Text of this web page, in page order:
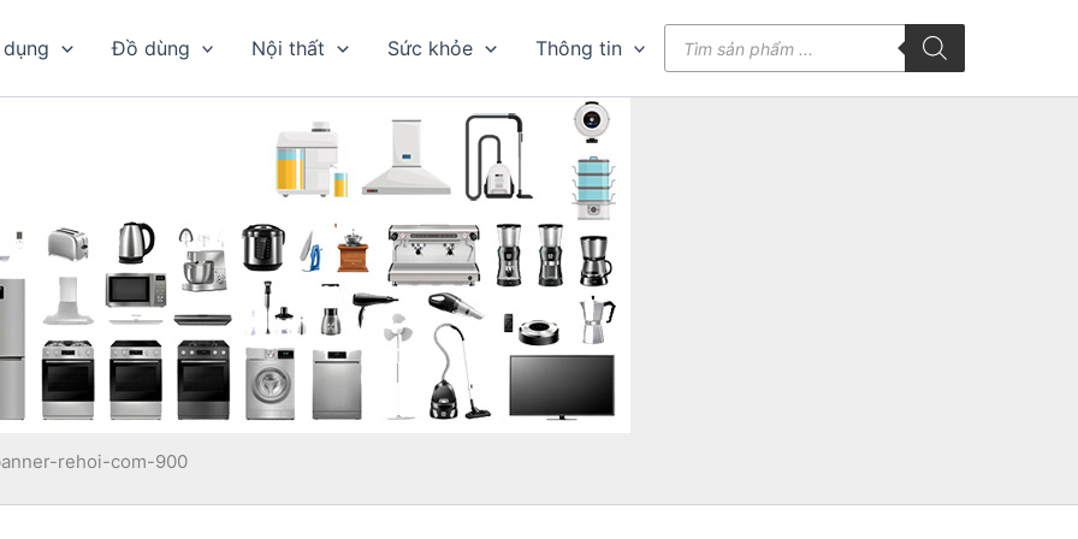
Đồ dùng Nội thất Sức khỏe Thông tin
kiếm
rehoi-com-900